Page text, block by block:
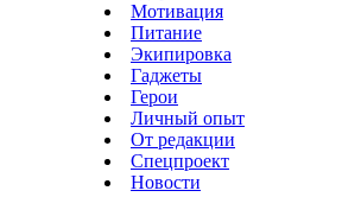
Мотивация
Питание
Экипировка
Гаджеты
Герои
Личный опыт
От редакции
Спецпроект
Новости